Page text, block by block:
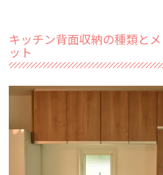
キッチン背面収納の種類と
ット